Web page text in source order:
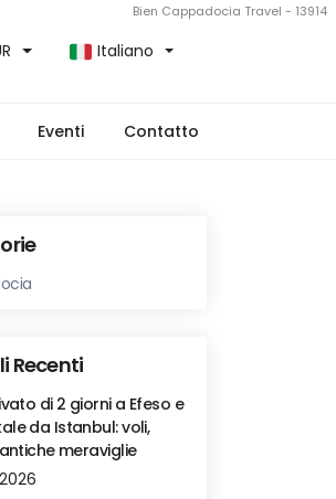
Bien Cappadocia Travel - 13914
Italiano
Eventi Contatto
Recenti
di 2 giorni a Efeso e
da Istanbul: voli,
meraviglie